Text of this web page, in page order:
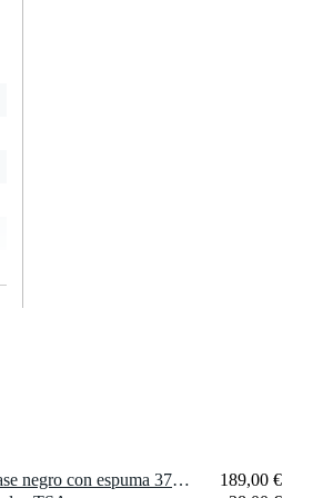
1 x Peli 1450 BKF flight case negro con espuma 371x258x152 mm
189,00 €